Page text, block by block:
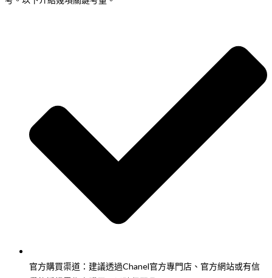
官方購買渠道：建議透過Chanel官方專門店、官方網站或有信